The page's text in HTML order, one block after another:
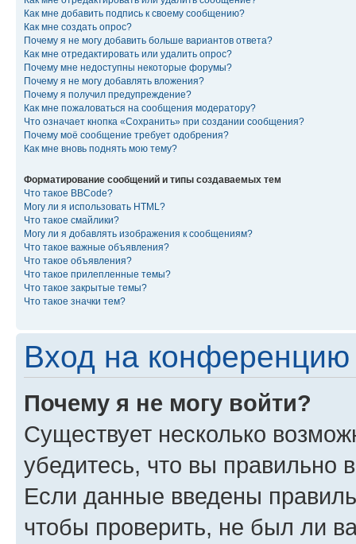
Как мне добавить подпись к своему сообщению?
Как мне создать опрос?
Почему я не могу добавить больше вариантов ответа?
Как мне отредактировать или удалить опрос?
Почему мне недоступны некоторые форумы?
Почему я не могу добавлять вложения?
Почему я получил предупреждение?
Как мне пожаловаться на сообщения модератору?
Что означает кнопка «Сохранить» при создании сообщения?
Почему моё сообщение требует одобрения?
Как мне вновь поднять мою тему?
Форматирование сообщений и типы создаваемых тем
Что такое BBCode?
Могу ли я использовать HTML?
Что такое смайлики?
Могу ли я добавлять изображения к сообщениям?
Что такое важные объявления?
Что такое объявления?
Что такое прилепленные темы?
Что такое закрытые темы?
Что такое значки тем?
Вход на конференцию
Почему я не могу войти?
Существует несколько
убедитесь, что вы правильно
Если данные введены
чтобы проверить, не был ли